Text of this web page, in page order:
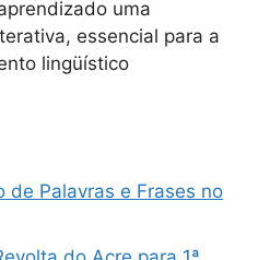
uma
essencial para a
lingüístico
de Palavras e Frases no